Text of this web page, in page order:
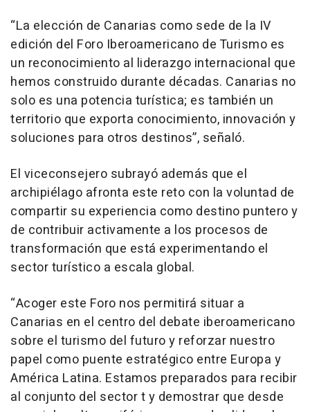
“La elección de Canarias como sede de la IV
edición del Foro Iberoamericano de Turismo es
un reconocimiento al liderazgo internacional que
hemos construido durante décadas. Canarias no
solo es una potencia turística; es también un
territorio que exporta conocimiento, innovación y
soluciones para otros destinos”, señaló.
El viceconsejero subrayó además que el
archipiélago afronta este reto con la voluntad de
compartir su experiencia como destino puntero y
de contribuir activamente a los procesos de
transformación que está experimentando el
sector turístico a escala global.
“Acoger este Foro nos permitirá situar a
Canarias en el centro del debate iberoamericano
sobre el turismo del futuro y reforzar nuestro
papel como puente estratégico entre Europa y
América Latina. Estamos preparados para recibir
al conjunto del sector t y demostrar que desde